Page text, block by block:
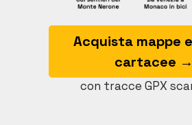
Acquista mappe
cartacee →
con tracce GPX